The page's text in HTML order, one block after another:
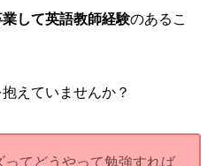
して英語教師経験のあるこ
えていませんか？
てどうやって勉強すれば